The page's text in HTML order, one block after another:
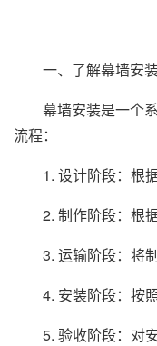
一、了解幕墙安
幕墙安装是一个
流程：
1. 设计阶段：根
2. 制作阶段：根
3. 运输阶段：将
4. 安装阶段：按
5. 验收阶段：对